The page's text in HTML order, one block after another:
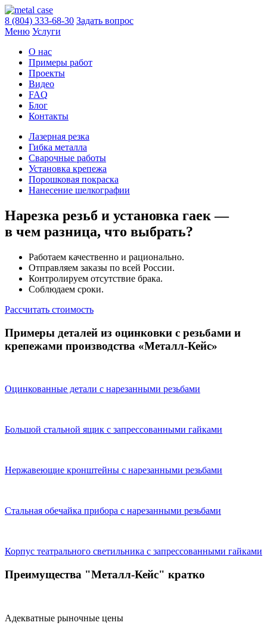
8 (804) 333-68-30 Задать вопрос
Меню Услуги
О нас
Примеры работ
Проекты
Видео
FAQ
Блог
Контакты
Лазерная резка
Гибка металла
Сварочные работы
Установка крепежа
Порошковая покраска
Нанесение шелкографии
Нарезка резьб и установка гаек —
в чем разница, что выбрать?
Работаем качественно и рационально.
Отправляем заказы по всей России.
Контролируем отсутствие брака.
Соблюдаем сроки.
Рассчитать стоимость
Примеры деталей из оцинковки с резьбами и
крепежами производства «Металл‑Кейс»
Оцинкованные детали с нарезанными резьбами
Большой стальной ящик с запрессованными гайками
Нержавеющие кронштейны с нарезанными резьбами
Стальная обечайка прибора с нарезанными резьбами
Корпус театрального светильника с запрессованными гайками
Преимущества "Металл-Кейс" кратко
Адекватные рыночные цены